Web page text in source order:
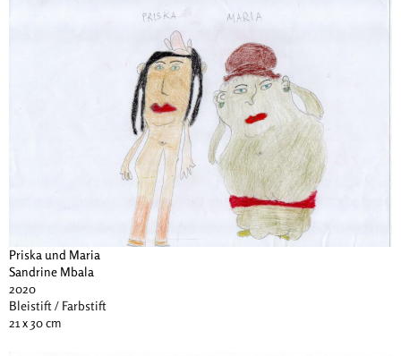
Priska und Maria
Sandrine Mbala
2020
Bleistift / Farbstift
21 x 30 cm